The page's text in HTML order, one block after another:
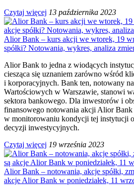
Czytaj więcej 13 października 2023
Alior Bank – kurs akcji we wtorek, 19
spółki? Notowania, wykres, analiza
Alior Bank to jedna z wiodących
ciesząca się uznaniem zarówno wśród
i korporacyjnych. Bank ten, notowany
Wartościowych w Warszawie, stanowi
sektora bankowego. Dla inwestorów i
finansowego notowania akcji Alior
w monitorowaniu kondycji tej instytucji
decyzji inwestycyjnych.
Czytaj więcej 19 września 2023
Alior Bank – notowania, akcje spółki,
akcje Alior Bank w poniedziałek, 11